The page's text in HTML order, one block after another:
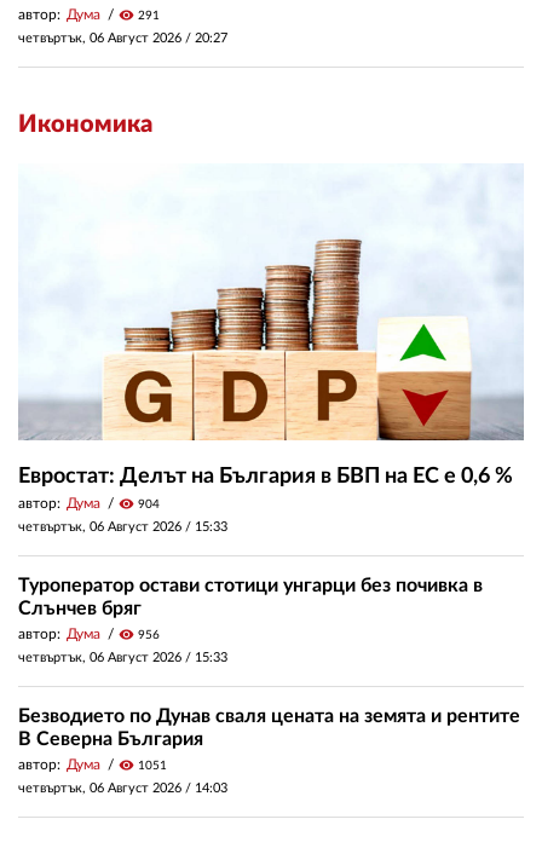
автор: Дума visibility 291
четвъртък, 06 Август 2026 / 20:27
Икономика
Евростат: Делът на България в БВП на ЕС е 0,6 %
автор: Дума visibility 904
четвъртък, 06 Август 2026 / 15:33
Туроператор остави стотици унгарци без почивка в
Слънчев бряг
автор: Дума visibility 956
четвъртък, 06 Август 2026 / 15:33
Безводието по Дунав сваля цената на земята и рентите
В Северна България
автор: Дума visibility 1051
четвъртък, 06 Август 2026 / 14:03